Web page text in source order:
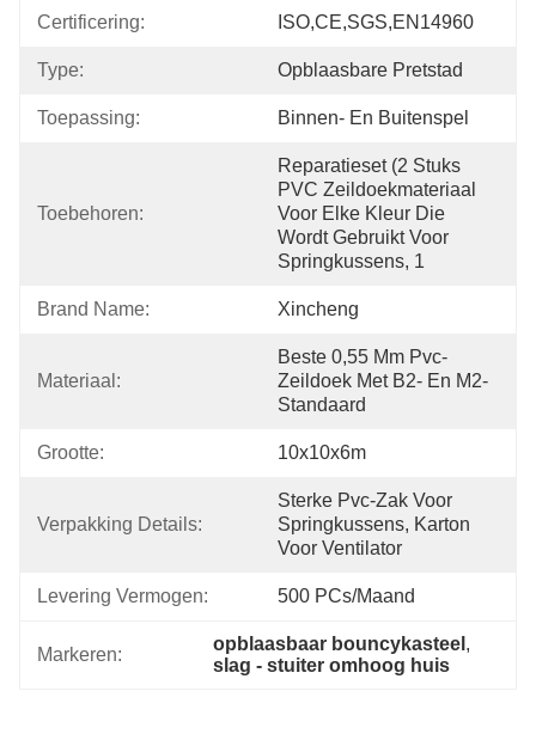
Certificering: ISO,CE,SGS,EN14960
Type: Opblaasbare Pretstad
Toepassing: Binnen- En Buitenspel
Toebehoren:
Reparatieset (2 Stuks
PVC Zeildoekmateriaal
Voor Elke Kleur Die
Wordt Gebruikt Voor
Springkussens, 1
Brand Name: Xincheng
Materiaal:
Beste 0,55 Mm Pvc-
Zeildoek Met B2- En M2-
Standaard
Grootte: 10x10x6m
Verpakking Details:
Sterke Pvc-Zak Voor
Springkussens, Karton
Voor Ventilator
Levering Vermogen: 500 PCs/maand
Markeren:
opblaasbaar bouncykasteel ,
slag - stuiter omhoog huis